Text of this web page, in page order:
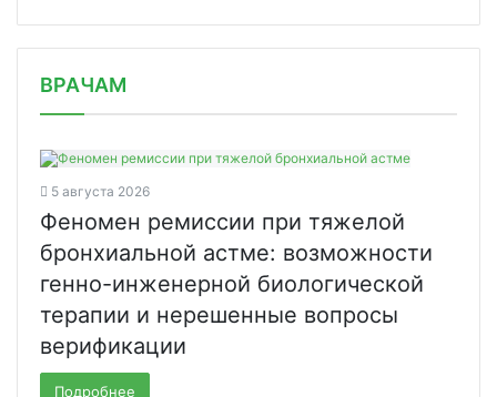
ВРАЧАМ
5 августа 2026
Феномен ремиссии при тяжелой
бронхиальной астме: возможности
генно-инженерной биологической
терапии и нерешенные вопросы
верификации
Подробнее